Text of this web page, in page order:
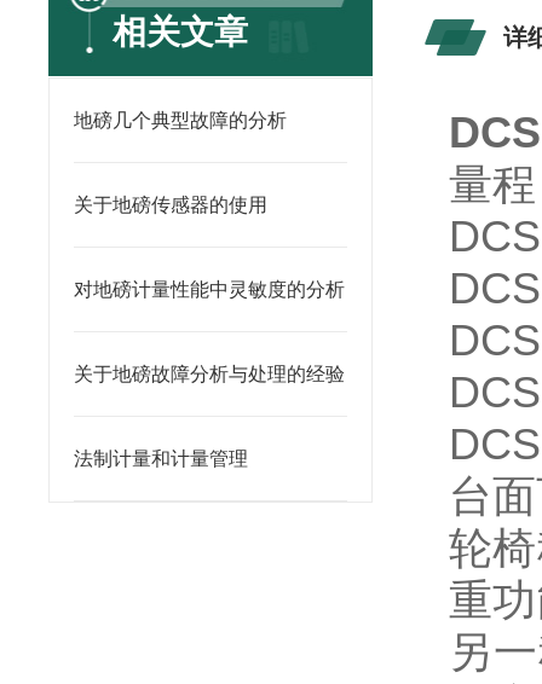
相关文章
地磅几个典型故障的分析
关于地磅传感器的使用
对地磅计量性能中灵敏度的分析
关于地磅故障分析与处理的经验
法制计量和计量管理
详
量
台
轮
重
另